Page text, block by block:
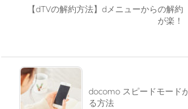
【dTVの解約方法】dメニューからの解約
が楽！
docomo スピードモード
る方法